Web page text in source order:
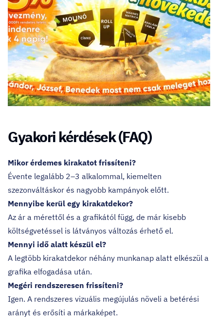
Gyakori kérdések (FAQ)
Mikor érdemes kirakatot frissíteni?
Évente legalább 2–3 alkalommal, kiemelten
szezonváltáskor és nagyobb kampányok előtt.
Mennyibe kerül egy kirakatdekor?
Az ár a mérettől és a grafikától függ, de már kisebb
költségvetéssel is látványos változás érhető el.
Mennyi idő alatt készül el?
A legtöbb kirakatdekor néhány munkanap alatt elkészül a
grafika elfogadása után.
Megéri rendszeresen frissíteni?
Igen. A rendszeres vizuális megújulás növeli a betérési
arányt és erősíti a márkaképet.